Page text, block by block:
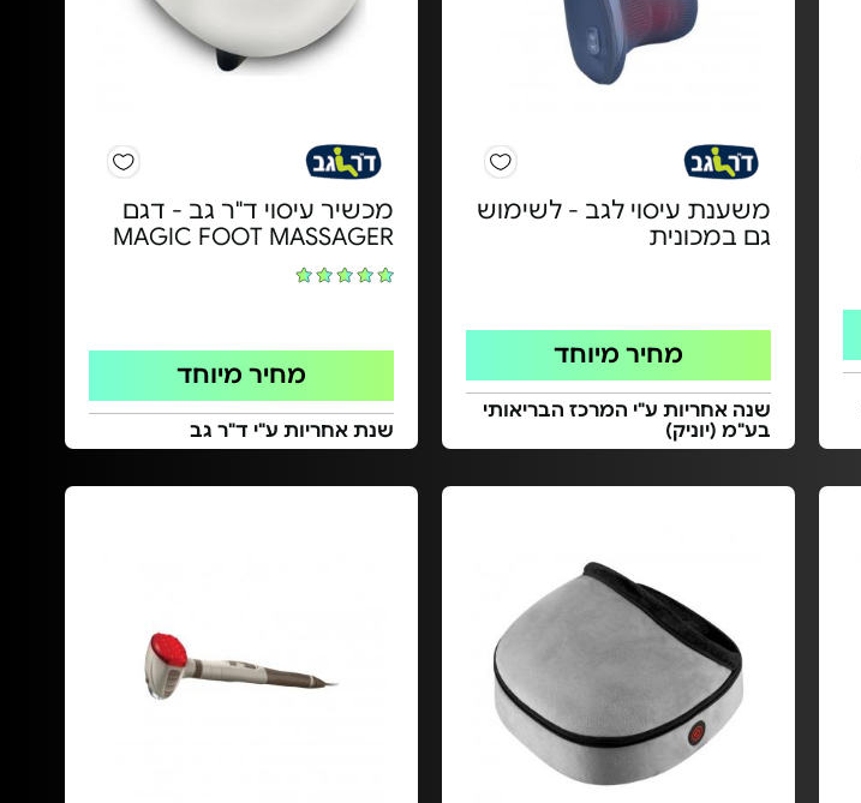
משענת עיסוי לגב - לשימוש
גם במכונית
מחיר מיוחד
שנה אחריות ע"י המרכז הבריאותי
בע"מ (יוניק)
מכשיר עיסוי ד"ר גב - דגם
MAGIC FOOT MASSAGER
מחיר מיוחד
שנת אחריות ע"י ד"ר גב